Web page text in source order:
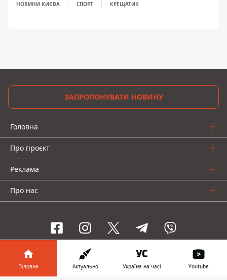
НОВИНИ КИЄВА СПОРТ КРЕЩАТИК
ЗАПРОПОНУВАТИ НОВИНУ
Головна
Про проєкт
Реклама
Про нас
Інформатор проекти
Головна Актуально Україна на часі Youtube